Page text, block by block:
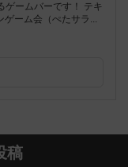
ゲームバーです！ テキ
ゲーム会（ぺたサラ...
稿